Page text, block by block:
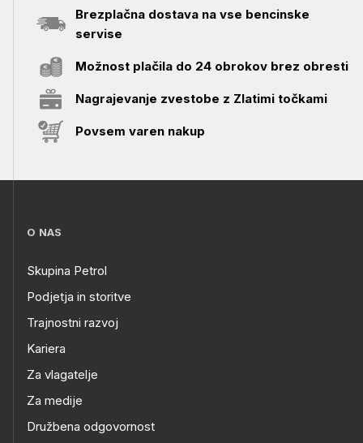
Brezplačna dostava na vse bencinske
servise
Možnost plačila do 24 obrokov brez obresti
Nagrajevanje zvestobe z Zlatimi točkami
Povsem varen nakup
O NAS
Skupina Petrol
Podjetja in storitve
Trajnostni razvoj
Kariera
Za vlagatelje
Za medije
Družbena odgovornost